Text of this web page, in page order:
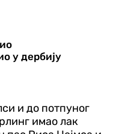
у дербију
и до потпуног
имао лак